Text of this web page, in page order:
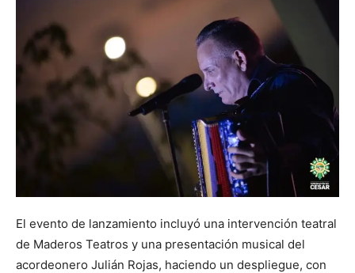
El evento de lanzamiento incluyó una intervención teatral
de Maderos Teatros y una presentación musical del
acordeonero Julián Rojas, haciendo un despliegue, con